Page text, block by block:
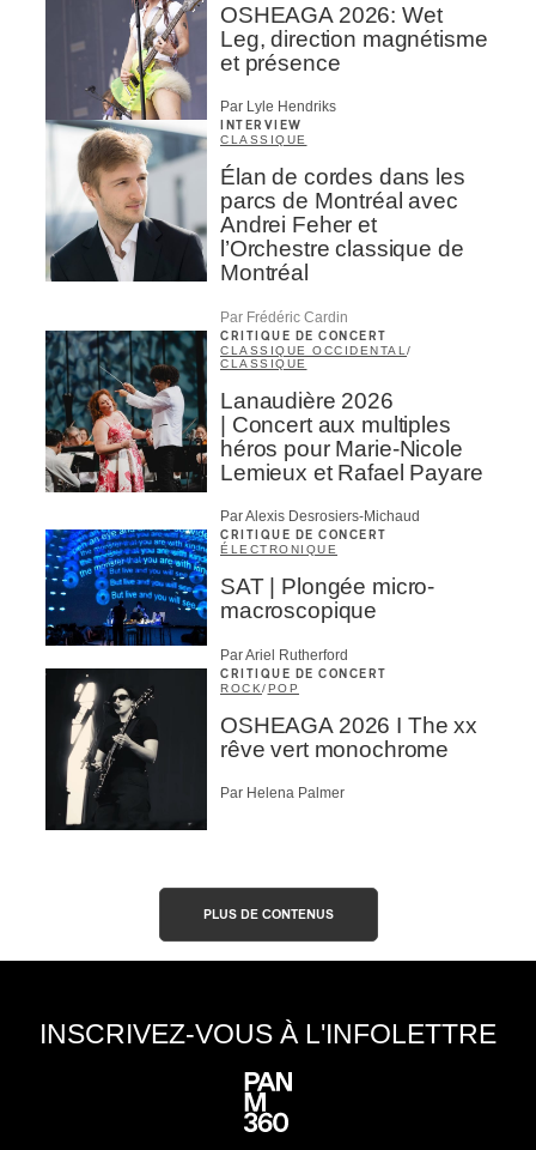
OSHEAGA 2026: Wet
Leg, direction magnétisme
et présence
Par Lyle Hendriks
INTERVIEW
CLASSIQUE
Élan de cordes dans les
parcs de Montréal avec
Andrei Feher et
l’Orchestre classique de
Montréal
Par Frédéric Cardin
CRITIQUE DE CONCERT
CLASSIQUE OCCIDENTAL /
CLASSIQUE
Lanaudière 2026
| Concert aux multiples
héros pour Marie-Nicole
Lemieux et Rafael Payare
Par Alexis Desrosiers-Michaud
CRITIQUE DE CONCERT
ÉLECTRONIQUE
SAT | Plongée micro-
macroscopique
Par Ariel Rutherford
CRITIQUE DE CONCERT
ROCK/POP
OSHEAGA 2026 I The xx
rêve vert monochrome
Par Helena Palmer
PLUS DE CONTENUS
INSCRIVEZ-VOUS À L'INFOLETTRE